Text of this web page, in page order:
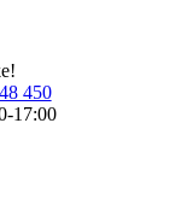
450
17:00